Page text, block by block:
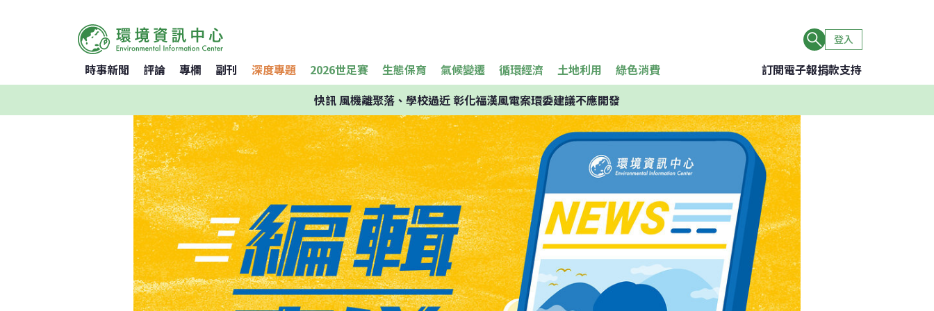
登入
時事新聞 評論 專欄 副刊 深度專題 2026世足賽 生態保育 氣候變遷 循環經濟 土地利用 綠色消費 訂閱電子報捐款支持
快訊風機離聚落、學校過近 彰化福漢風電案環委建議不應開發